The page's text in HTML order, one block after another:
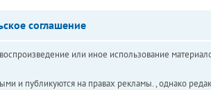
соглашение
или иное использование
и публикуются на правах рекламы. , однако